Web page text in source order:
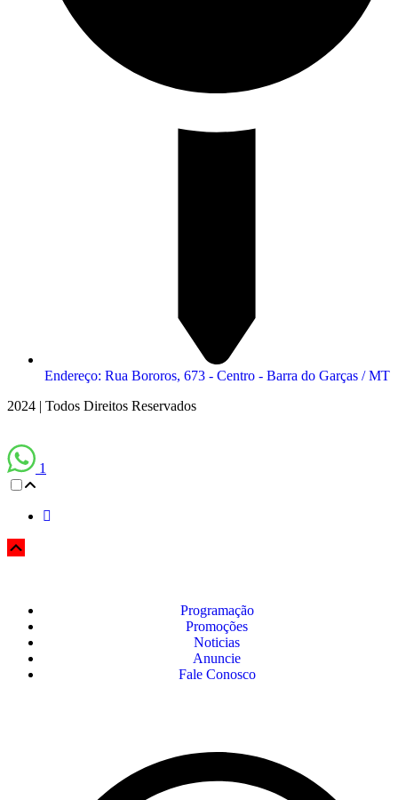
Endereço: Rua Bororos, 673 - Centro - Barra do Garças / MT
2024 | Todos Direitos Reservados
1
Programação
Promoções
Noticias
Anuncie
Fale Conosco